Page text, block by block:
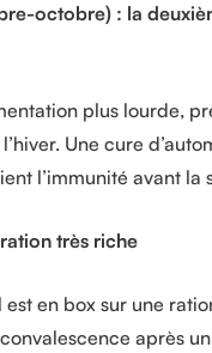
octobre) : la
plus lourde,
Une cure
l’immunité avant la
très riche
en box sur une
après